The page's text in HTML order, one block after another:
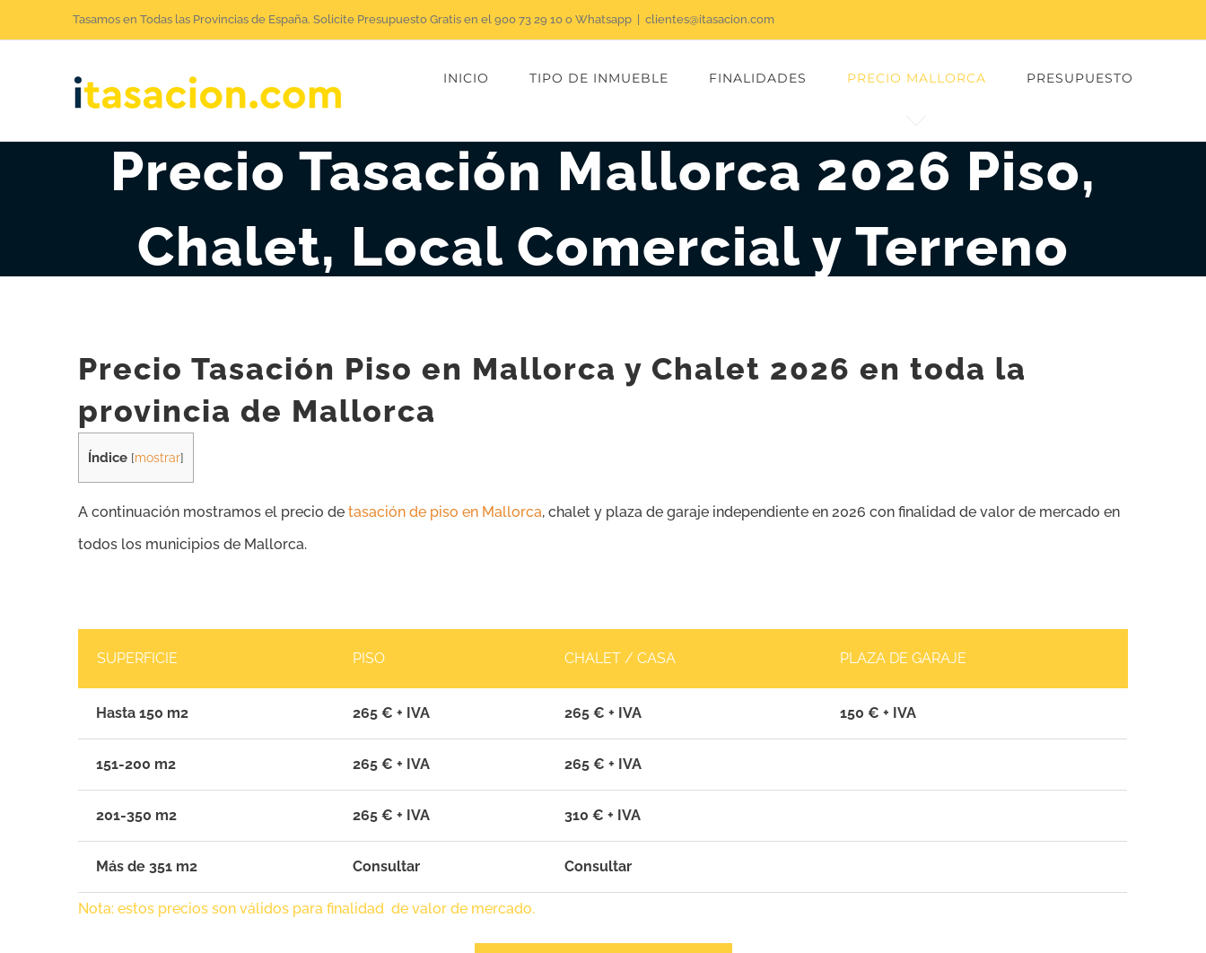
Tasamos en Todas las Provincias de España. Solicite Presupuesto Gratis en el 900 73 29 10 o Whatsapp clientes@itasacion.com
INICIO TIPO DE INMUEBLE FINALIDADES PRECIO MALLORCA PRESUPUESTO
Precio Tasación Mallorca 2026 Piso,
Chalet, Local Comercial y Terreno
Precio Tasación Piso en Mallorca y Chalet 2026 en toda la
provincia de Mallorca
Índice [mostrar]
A continuación mostramos el precio de tasación de piso en Mallorca, chalet y plaza de garaje independiente en 2026 con finalidad de valor de mercado en
todos los municipios de Mallorca.
SUPERFICIE PISO CHALET / CASA PLAZA DE GARAJE
Hasta 150 m2 265 € + IVA 265 € + IVA 150 € + IVA
151-200 m2 265 € + IVA 265 € + IVA
201-350 m2 265 € + IVA 310 € + IVA
Más de 351 m2 Consultar Consultar
Nota: estos precios son válidos para finalidad de valor de mercado.